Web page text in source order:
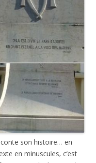
son histoire… en
en minuscules, c’est